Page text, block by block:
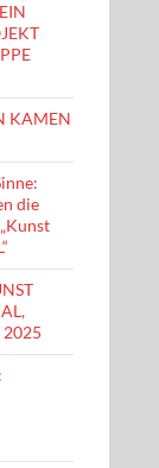
KAMEN
die
2025